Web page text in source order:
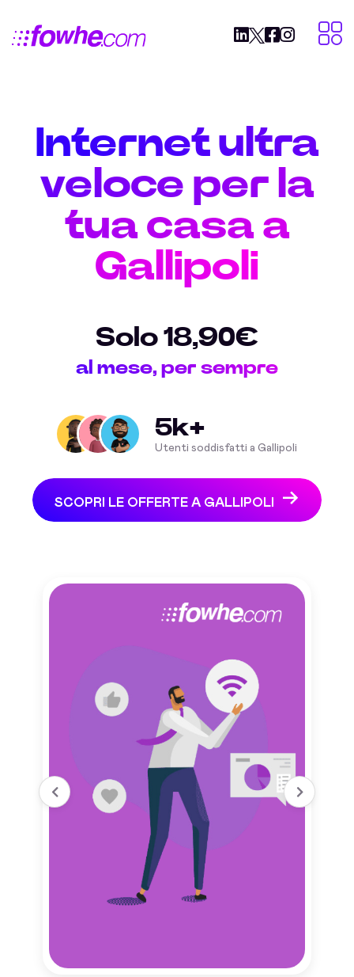
Internet ultra
veloce per la
tua casa a
Gallipoli
Solo 18,90€
al mese, per sempre
5k+
Utenti soddisfatti a Gallipoli
SCOPRI LE OFFERTE A GALLIPOLI